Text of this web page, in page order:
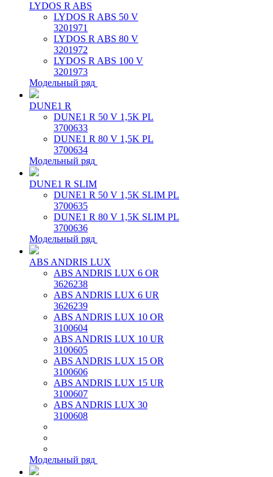
LYDOS R ABS
LYDOS R ABS 50 V
3201971
LYDOS R ABS 80 V
3201972
LYDOS R ABS 100 V
3201973
Модельный ряд
DUNE1 R
DUNE1 R 50 V 1,5K PL
3700633
DUNE1 R 80 V 1,5K PL
3700634
Модельный ряд
DUNE1 R SLIM
DUNE1 R 50 V 1,5K SLIM PL
3700635
DUNE1 R 80 V 1,5K SLIM PL
3700636
Модельный ряд
ABS ANDRIS LUX
ABS ANDRIS LUX 6 OR
3626238
ABS ANDRIS LUX 6 UR
3626239
ABS ANDRIS LUX 10 OR
3100604
ABS ANDRIS LUX 10 UR
3100605
ABS ANDRIS LUX 15 OR
3100606
ABS ANDRIS LUX 15 UR
3100607
ABS ANDRIS LUX 30
3100608
Модельный ряд